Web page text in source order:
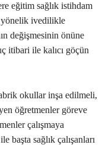
eğitim sağlık istihdam
yönelik ivedilikle
değişmesinin önüne
itibari ile kalıcı göçün
okullar inşa edilmeli,
öğretmenler göreve
çalışmaya
başta sağlık çalışanları